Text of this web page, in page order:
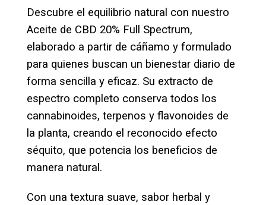
Descubre el equilibrio natural con nuestro
Aceite de CBD 20% Full Spectrum,
elaborado a partir de cáñamo y formulado
para quienes buscan un bienestar diario de
forma sencilla y eficaz. Su extracto de
espectro completo conserva todos los
cannabinoides, terpenos y flavonoides de
la planta, creando el reconocido efecto
séquito, que potencia los beneficios de
manera natural.
Con una textura suave, sabor herbal y